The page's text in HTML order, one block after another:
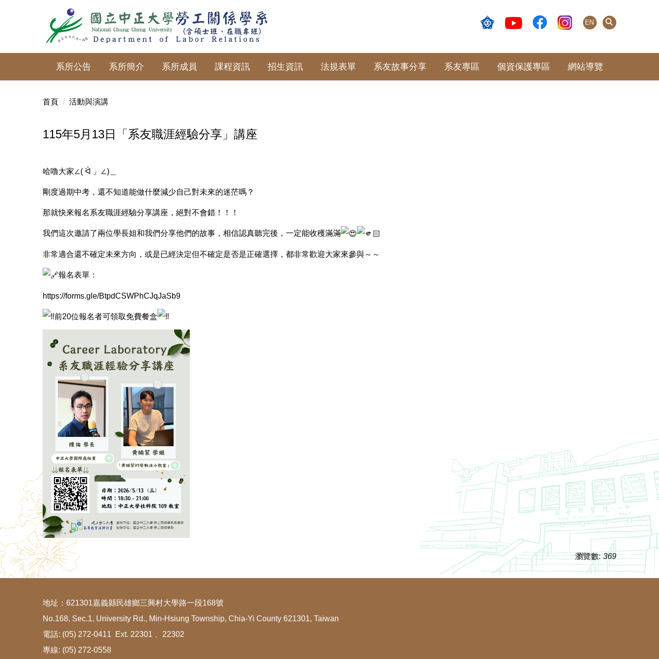
內
EN
系所公告 系所簡介 系所成員 課程資訊 招生資訊 法規表單 系友故事分享 系友專區 個資保護專區 網站導覽
首頁 活動與演講
115年5月13日「系友職涯經驗分享」講座
哈嚕大家∠( ᐛ 」∠)＿
剛度過期中考，還不知道能做什麼減少自己對未來的迷茫嗎？
那就快來報名系友職涯經驗分享講座，絕對不會錯！！！
我們這次邀請了兩位學長姐和我們分享他們的故事，相信認真聽完後，一定能收穫滿滿
非常適合還不確定未來方向，或是已經決定但不確定是否是正確選擇，都非常歡迎大家來參與～～
報名表單：
https://forms.gle/BtpdCSWPhCJqJaSb9
前20位報名者可領取免費餐盒
瀏覽數: 369
地址：621301嘉義縣民雄鄉三興村大學路一段168號
No.168, Sec.1, University Rd., Min-Hsiung Township, Chia-Yi County 621301, Taiwan
電話: (05) 272-0411 Ext. 22301 、22302
專線: (05) 272-0558